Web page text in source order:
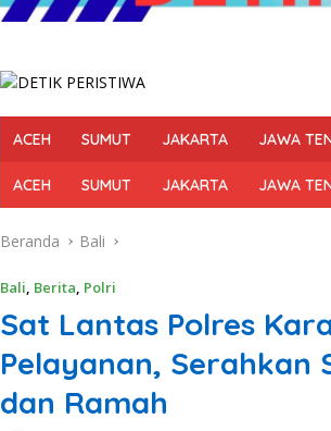
ACEH SUMUT JAKARTA JAWA
ACEH SUMUT JAKARTA JAWA
Beranda Bali
Bali, Berita, Polri
Sat Lantas Polres
Pelayanan, Serahkan
dan Ramah